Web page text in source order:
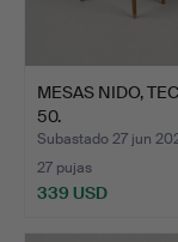
MESAS NIDO,
50.
Subastado 27 jun
27 pujas
339 USD